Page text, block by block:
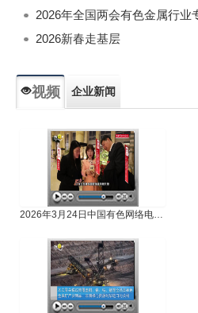
2026年全国两会有色金属行业
2026新春走基层
视频 企业新闻
2026年3月24日中国有色网络电视新闻